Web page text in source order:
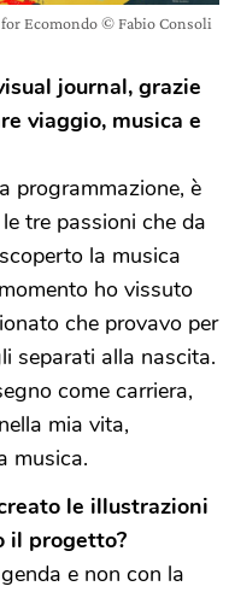
Ecomondo © Fabio Consoli
journal, grazie
viaggio, musica e
programmazione, è
tre passioni che da
la musica
ho vissuto
che provavo per
separati alla nascita.
come carriera,
mia vita,
musica.
le illustrazioni
il progetto?
e non con la